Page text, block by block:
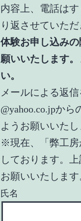
内容上、電話は
り返させていただ
体験お申し込み
願いいたします
い。
メールによる返
@yahoo.co.jpか
ようお願いいたし
※現在、「弊工房
しております。
お願いいたします
氏名